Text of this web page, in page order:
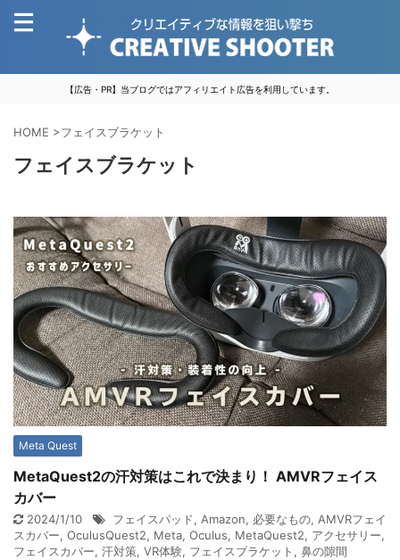
【広告・PR】当ブログではアフィリエイト広告を利用しています。
HOME >フェイスブラケット
フェイスブラケット
Meta Quest
MetaQuest2の汗対策はこれで決まり！ AMVRフェイス
カバー
2024/1/10 フェイスパッド, Amazon, 必要なもの, AMVRフェイ
スカバー, OculusQuest2, Meta, Oculus, MetaQuest2, アクセサリー,
フェイスカバー, 汗対策, VR体験, フェイスブラケット , 鼻の隙間